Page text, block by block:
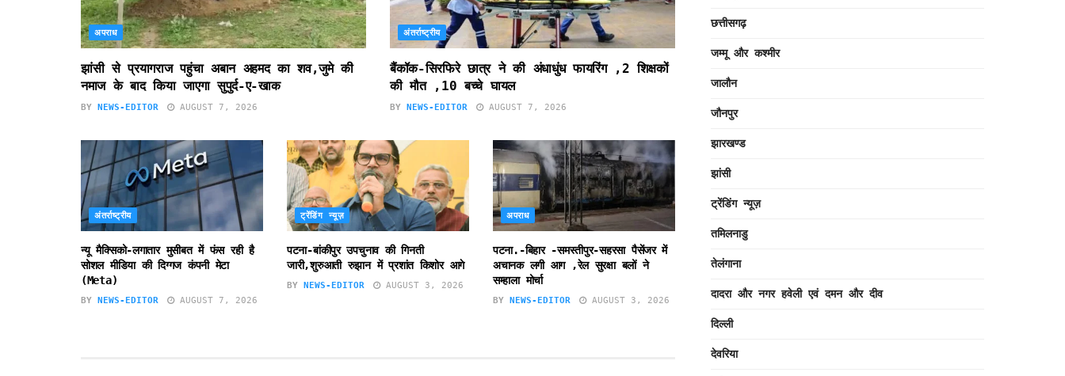
अपराध
झांसी से प्रयागराज पहुंचा अबान अहमद का शव,जुमे की
नमाज के बाद किया जाएगा सुपुर्द-ए-खाक
BY NEWS-EDITOR AUGUST 7, 2026
अंतर्राष्ट्रीय
बैंकॉक-सिरफिरे छात्र ने की अंधाधुंध फायरिंग ,2 शिक्षकों
की मौत ,10 बच्चे घायल
BY NEWS-EDITOR AUGUST 7, 2026
अंतर्राष्ट्रीय
न्यू मैक्सिको-लगातार मुसीबत में फंस रही है
सोशल मीडिया की दिग्गज कंपनी मेटा
(Meta)
BY NEWS-EDITOR AUGUST 7, 2026
ट्रेंडिंग न्यूज़
पटना-बांकीपुर उपचुनाव की गिनती
जारी,शुरुआती रुझान में प्रशांत किशोर आगे
BY NEWS-EDITOR AUGUST 3, 2026
अपराध
पटना.-बिहार -समस्तीपुर-सहरसा पैसेंजर में
अचानक लगी आग ,रेल सुरक्षा बलों ने
सम्हाला मोर्चा
BY NEWS-EDITOR AUGUST 3, 2026
छत्तीसगढ़
जम्मू और कश्मीर
जालौन
जौनपुर
झारखण्ड
झांसी
ट्रेंडिंग न्यूज़
तमिलनाडु
तेलंगाना
दादरा और नगर हवेली एवं दमन और दीव
दिल्ली
देवरिया